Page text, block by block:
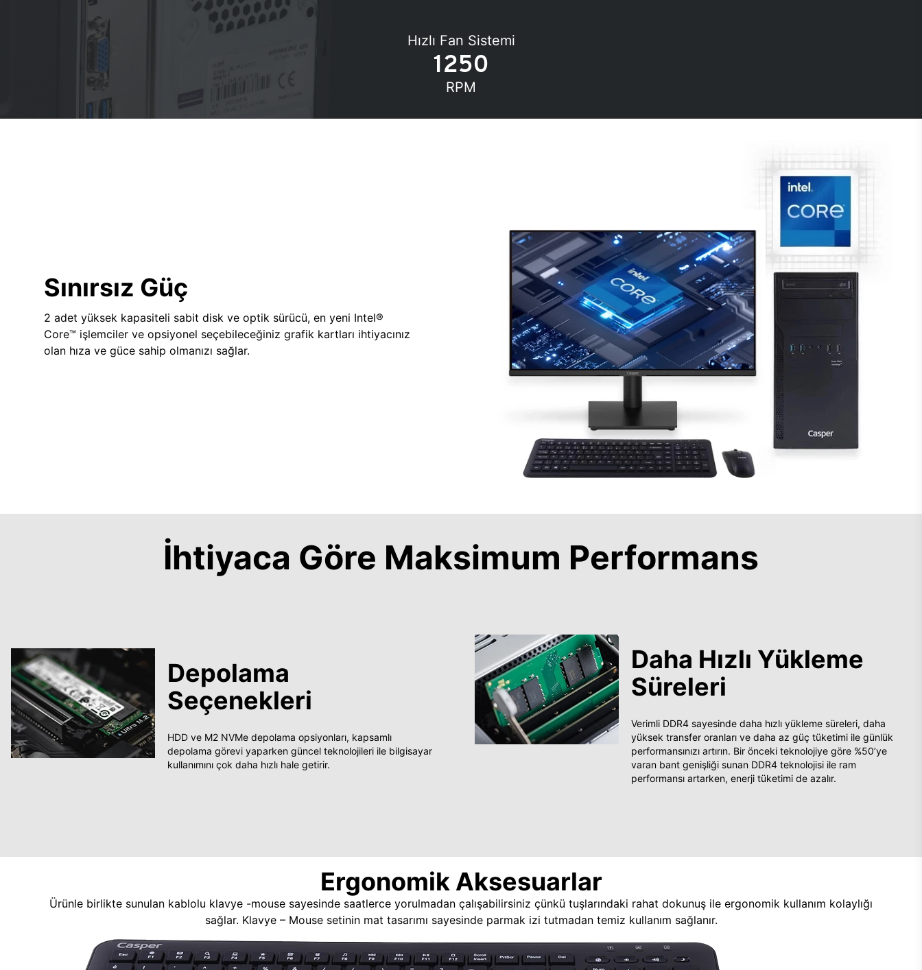
Hızlı Fan Sistemi
1250
RPM
Sınırsız Güç
2 adet yüksek kapasiteli sabit disk ve optik sürücü, en yeni Intel®
Core™ işlemciler ve opsiyonel seçebileceğiniz grafik kartları ihtiyacınız
olan hıza ve güce sahip olmanızı sağlar.
İhtiyaca Göre Maksimum Performans
Depolama
Seçenekleri
HDD ve M2 NVMe depolama opsiyonları, kapsamlı
depolama görevi yaparken güncel teknolojileri ile bilgisayar
kullanımını çok daha hızlı hale getirir.
Daha Hızlı Yükleme
Süreleri
Verimli DDR4 sayesinde daha hızlı yükleme süreleri, daha
yüksek transfer oranları ve daha az güç tüketimi ile günlük
performansınızı artırın. Bir önceki teknolojiye göre %50’ye
varan bant genişliği sunan DDR4 teknolojisi ile ram
performansı artarken, enerji tüketimi de azalır.
Ergonomik Aksesuarlar
Ürünle birlikte sunulan kablolu klavye -mouse sayesinde saatlerce yorulmadan çalışabilirsiniz çünkü tuşlarındaki rahat dokunuş ile ergonomik kullanım kolaylığı
sağlar. Klavye – Mouse setinin mat tasarımı sayesinde parmak izi tutmadan temiz kullanım sağlanır.